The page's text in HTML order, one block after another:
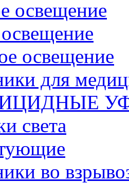
освещение
освещение
для
света
во